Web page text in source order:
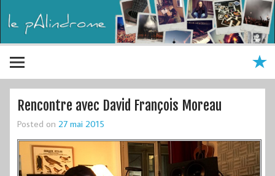
Rencontre avec David François Moreau
Posted on 27 mai 2015